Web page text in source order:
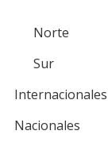
Norte
Sur
Internacionales
Nacionales